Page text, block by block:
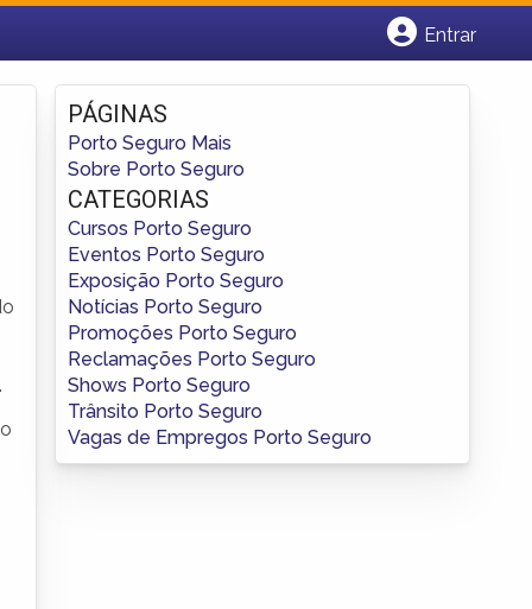
Entrar
Fazer login
Criar conta
PÁGINAS
Porto Seguro Mais
Sobre Porto Seguro
CATEGORIAS
Cursos Porto Seguro
Eventos Porto Seguro
Exposição Porto Seguro
Notícias Porto Seguro
Promoções Porto Seguro
Reclamações Porto Seguro
Shows Porto Seguro
Trânsito Porto Seguro
Vagas de Empregos Porto Seguro